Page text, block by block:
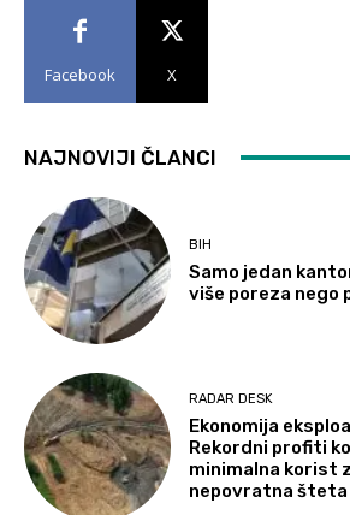
Facebook X
NAJNOVIJI ČLANCI
BIH
Samo jedan
više poreza nego
RADAR DESK
Ekonomija
Rekordni profiti
minimalna korist
nepovratna šteta